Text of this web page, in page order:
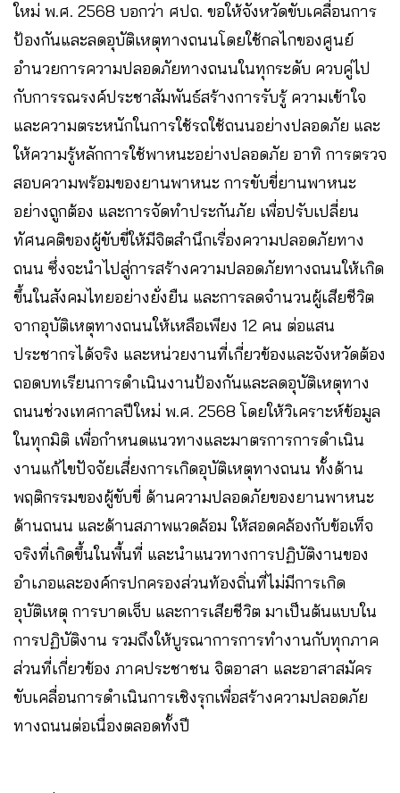
ใหม่ พ.ศ. 2568 บอกว่า ศปถ. ขอให้จังหวัดขับเคลื่อนการ
ป้องกันและลดอุบัติเหตุทางถนนโดยใช้กลไกของศูนย์
อำนวยการความปลอดภัยทางถนนในทุกระดับ ควบคู่ไป
กับการรณรงค์ประชาสัมพันธ์สร้างการรับรู้ ความเข้าใจ
และความตระหนักในการใช้รถใช้ถนนอย่างปลอดภัย และ
ให้ความรู้หลักการใช้พาหนะอย่างปลอดภัย อาทิ การตรวจ
สอบความพร้อมของยานพาหนะ การขับขี่ยานพาหนะ
อย่างถูกต้อง และการจัดทำประกันภัย เพื่อปรับเปลี่ยน
ทัศนคติของผู้ขับขี่ให้มีจิตสำนึกเรื่องความปลอดภัยทาง
ถนน ซึ่งจะนำไปสู่การสร้างความปลอดภัยทางถนนให้เกิด
ขึ้นในสังคมไทยอย่างยั่งยืน และการลดจำนวนผู้เสียชีวิต
จากอุบัติเหตุทางถนนให้เหลือเพียง 12 คน ต่อแสน
ประชากรได้จริง และหน่วยงานที่เกี่ยวข้องและจังหวัดต้อง
ถอดบทเรียนการดำเนินงานป้องกันและลดอุบัติเหตุทาง
ถนนช่วงเทศกาลปีใหม่ พ.ศ. 2568 โดยให้วิเคราะห์ข้อมูล
ในทุกมิติ เพื่อกำหนดแนวทางและมาตรการการดำเนิน
งานแก้ไขปัจจัยเสี่ยงการเกิดอุบัติเหตุทางถนน ทั้งด้าน
พฤติกรรมของผู้ขับขี่ ด้านความปลอดภัยของยานพาหนะ
ด้านถนน และด้านสภาพแวดล้อม ให้สอดคล้องกับข้อเท็จ
จริงที่เกิดขึ้นในพื้นที่ และนำแนวทางการปฏิบัติงานของ
อำเภอและองค์กรปกครองส่วนท้องถิ่นที่ไม่มีการเกิด
อุบัติเหตุ การบาดเจ็บ และการเสียชีวิต มาเป็นต้นแบบใน
การปฏิบัติงาน รวมถึงให้บูรณาการการทำงานกับทุกภาค
ส่วนที่เกี่ยวข้อง ภาคประชาชน จิตอาสา และอาสาสมัคร
ขับเคลื่อนการดำเนินการเชิงรุกเพื่อสร้างความปลอดภัย
ทางถนนต่อเนื่องตลอดทั้งปี